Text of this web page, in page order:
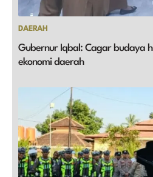
DAERAH
Gubernur Iqbal: Cagar budaya
ekonomi daerah